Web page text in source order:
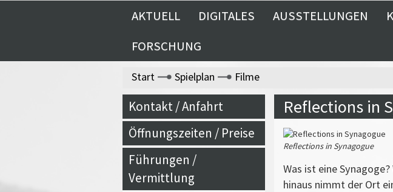
AKTUELL DIGITALES AUSSTELLUNGEN
FORSCHUNG
Start Spielplan Filme
Kontakt / Anfahrt
Öffnungszeiten / Preise
Führungen /
Vermittlung
Reflections in
Reflections in Synagogue
Was ist eine
hinaus nimmt der Ort